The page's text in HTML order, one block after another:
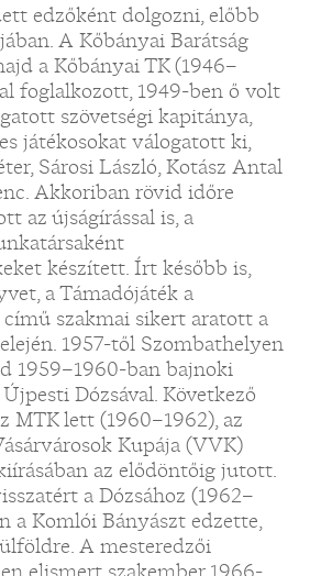
edzőként dolgozni, előbb
A Kőbányai Barátság
a Kőbányai TK (1946–
foglalkozott, 1949-ben ő volt
szövetségi kapitánya,
játékosokat válogatott ki,
Sárosi László, Kotász Antal
Akkoriban rövid időre
az újságírással is, a
készített. Írt később is,
a Támadójáték a
szakmai sikert aratott a
1957-től Szombathelyen
1959–1960-ban bajnoki
Dózsával. Következő
MTK lett (1960–1962), az
Kupája (VVK)
az elődöntőig jutott.
a Dózsához (1962–
a Komlói Bányászt edzette,
A mesteredzői